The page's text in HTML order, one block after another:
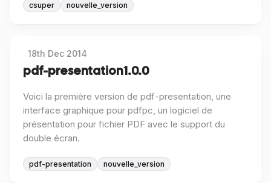
csuper nouvelle_version
18th Dec 2014
pdf-presentation 1.0.0
Voici la première version de pdf-presentation, une
interface graphique pour pdfpc, un logiciel de
présentation pour fichier PDF avec le support du
double écran.
pdf-presentation nouvelle_version